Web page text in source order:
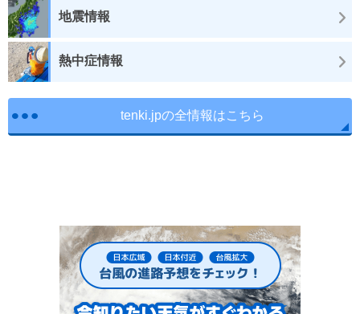
地震情報
熱中症情報
tenki.jpの全情報はこちら